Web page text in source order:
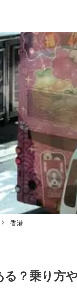
香港
？乗り方